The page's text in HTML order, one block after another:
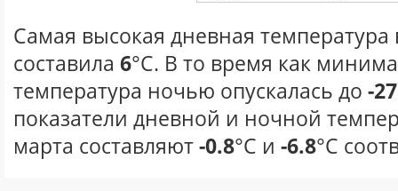
Самая высокая дневная температура
составила 6°С. В то время как
температура ночью опускалась до -27
показатели дневной и ночной
марта составляют-0.8°С и -6.8°С